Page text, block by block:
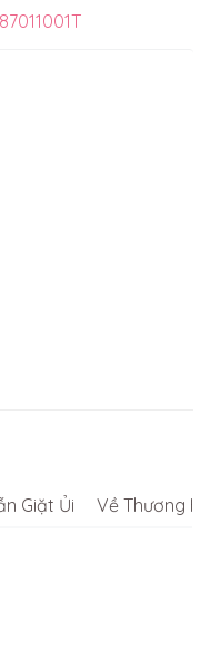
Giặt Ủi Về Thương